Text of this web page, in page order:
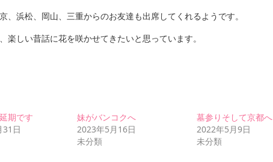
、浜松、岡山、三重からのお友達も出席してくれるようです。
楽しい昔話に花を咲かせてきたいと思っています。
期です
31日
妹がバンコクへ
2023年5月16日
未分類
墓参りそして京都へ
2022年5月9日
未分類